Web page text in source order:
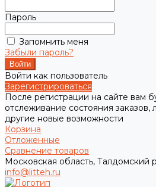
Пароль
Запомнить меня
Забыли пароль?
Войти как пользователь
Зарегистрироваться
После регистрации на сайте вам
отслеживание состояния заказов,
другие новые возможности
Корзина
Отложенные
Сравнение товаров
Московская область, Талдомский
info@litteh.ru